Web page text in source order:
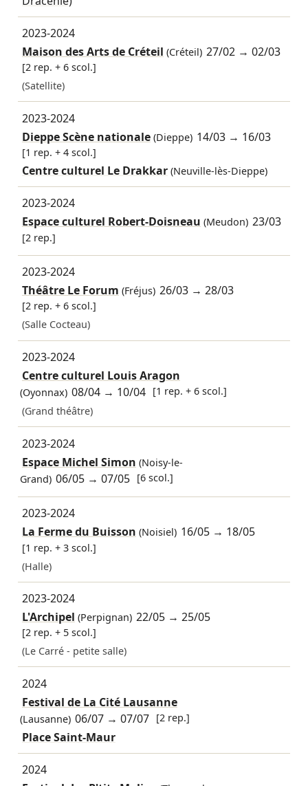
2023-2024
Maison des Arts de Créteil (Créteil) 27/02 →02/03
[2 rep. + 6 scol.]
(Satellite)
2023-2024
Dieppe Scène nationale(Dieppe) 14/03 → 16/03
[1 rep. + 4 scol.]
Centre culturel Le Drakkar (Neuville-lès-Dieppe)
2023-2024
Espace culturel Robert-Doisneau (Meudon) 23/03
[2 rep.]
2023-2024
Théâtre Le Forum (Fréjus) 26/03 →28/03
[2 rep. + 6 scol.]
(Salle Cocteau)
2023-2024
Centre culturel Louis Aragon
(Oyonnax) 08/04 → 10/04 [1 rep. + 6 scol.]
(Grand théâtre)
2023-2024
Espace Michel Simon (Noisy-le-
Grand) 06/05 →07/05 [6 scol.]
2023-2024
La Ferme du Buisson (Noisiel) 16/05 → 18/05
[1 rep. + 3 scol.]
(Halle)
2023-2024
L'Archipel (Perpignan) 22/05 →25/05
[2 rep. + 5 scol.]
(Le Carré - petite salle)
2024
Festival de La Cité Lausanne
(Lausanne) 06/07 →07/07 [2 rep.]
Place Saint-Maur
2024